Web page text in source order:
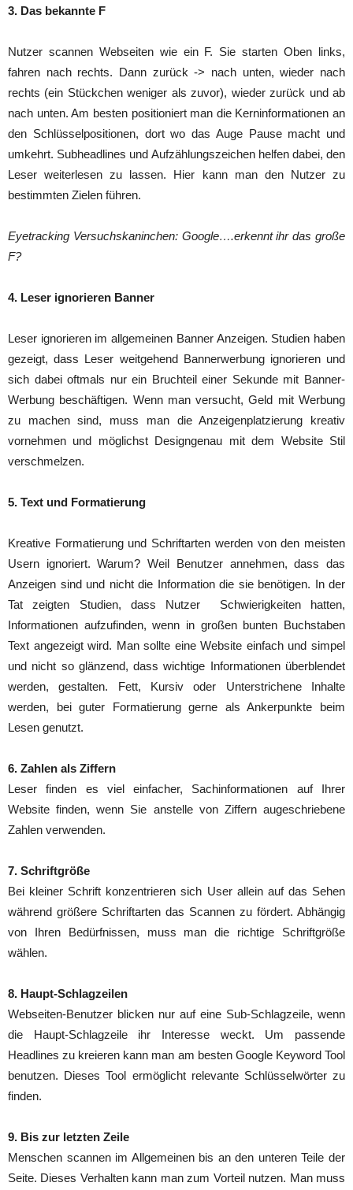
3. Das bekannte F
Nutzer scannen Webseiten wie ein F. Sie starten Oben links,
fahren nach rechts. Dann zurück -> nach unten, wieder nach
rechts (ein Stückchen weniger als zuvor), wieder zurück und ab
nach unten. Am besten positioniert man die Kerninformationen an
den Schlüsselpositionen, dort wo das Auge Pause macht und
umkehrt. Subheadlines und Aufzählungszeichen helfen dabei, den
Leser weiterlesen zu lassen. Hier kann man den Nutzer zu
bestimmten Zielen führen.
Eyetracking Versuchskaninchen: Google….erkennt ihr das große
F?
4. Leser ignorieren Banner
Leser ignorieren im allgemeinen Banner Anzeigen. Studien haben
gezeigt, dass Leser weitgehend Bannerwerbung ignorieren und
sich dabei oftmals nur ein Bruchteil einer Sekunde mit Banner-
Werbung beschäftigen. Wenn man versucht, Geld mit Werbung
zu machen sind, muss man die Anzeigenplatzierung kreativ
vornehmen und möglichst Designgenau mit dem Website Stil
verschmelzen.
5. Text und Formatierung
Kreative Formatierung und Schriftarten werden von den meisten
Usern ignoriert. Warum? Weil Benutzer annehmen, dass das
Anzeigen sind und nicht die Information die sie benötigen. In der
Tat zeigten Studien, dass Nutzer Schwierigkeiten hatten,
Informationen aufzufinden, wenn in großen bunten Buchstaben
Text angezeigt wird. Man sollte eine Website einfach und simpel
und nicht so glänzend, dass wichtige Informationen überblendet
werden, gestalten. Fett, Kursiv oder Unterstrichene Inhalte
werden, bei guter Formatierung gerne als Ankerpunkte beim
Lesen genutzt.
6. Zahlen als Ziffern
Leser finden es viel einfacher, Sachinformationen auf Ihrer
Website finden, wenn Sie anstelle von Ziffern augeschriebene
Zahlen verwenden.
7. Schriftgröße
Bei kleiner Schrift konzentrieren sich User allein auf das Sehen
während größere Schriftarten das Scannen zu fördert. Abhängig
von Ihren Bedürfnissen, muss man die richtige Schriftgröße
wählen.
8. Haupt-Schlagzeilen
Webseiten-Benutzer blicken nur auf eine Sub-Schlagzeile, wenn
die Haupt-Schlagzeile ihr Interesse weckt. Um passende
Headlines zu kreieren kann man am besten Google Keyword Tool
benutzen. Dieses Tool ermöglicht relevante Schlüsselwörter zu
finden.
9. Bis zur letzten Zeile
Menschen scannen im Allgemeinen bis an den unteren Teile der
Seite. Dieses Verhalten kann man zum Vorteil nutzen. Man muss